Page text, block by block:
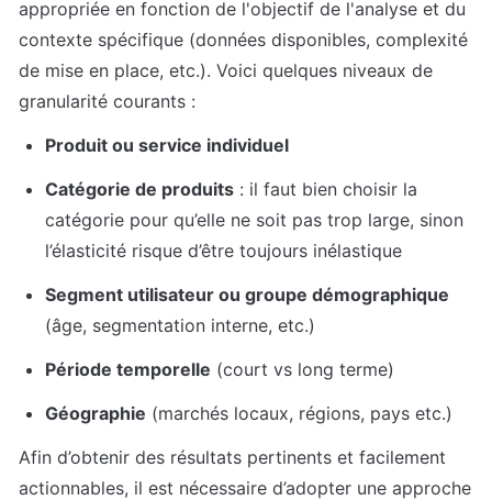
appropriée en fonction de l'objectif de l'analyse et du
contexte spécifique (données disponibles, complexité
de mise en place, etc.). Voici quelques niveaux de
granularité courants :
Produit ou service individuel
Catégorie de produits : il faut bien choisir la
catégorie pour qu’elle ne soit pas trop large, sinon
l’élasticité risque d’être toujours inélastique
(âge, segmentation interne, etc.)
Période temporelle (court vs long terme)
Géographie (marchés locaux, régions, pays etc.)
Afin d’obtenir des résultats pertinents et facilement
actionnables, il est nécessaire d’adopter une approche